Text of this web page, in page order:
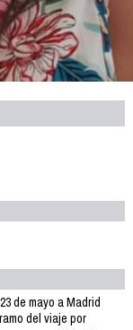
de mayo a Madrid
del viaje por